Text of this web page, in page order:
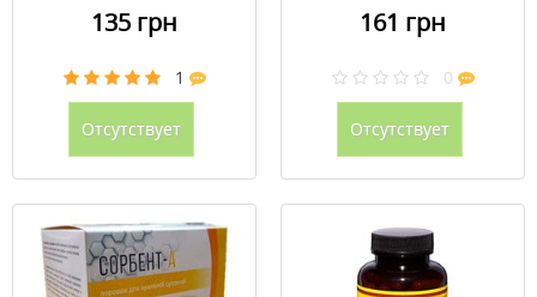
135 грн
1
Отсутствует
161 грн
0
Отсутствует